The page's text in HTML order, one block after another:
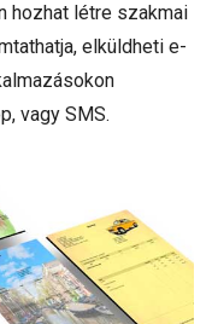
hozhat létre szakmai
elküldheti e-
vagy SMS.